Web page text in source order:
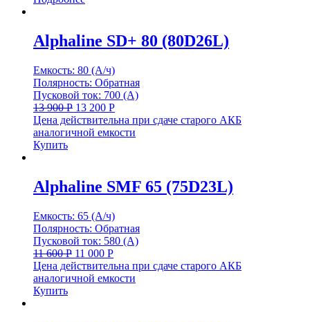
Alphaline SD+ 80 (80D26L)
Емкость: 80 (А/ч)
Полярность: Обратная
Пусковой ток: 700 (А)
13 900Р 13 200 Р
Цена действительна при сдаче старого АКБ
аналогичной емкости
Купить
Alphaline SMF 65 (75D23L)
Емкость: 65 (А/ч)
Полярность: Обратная
Пусковой ток: 580 (А)
11 600Р 11 000 Р
Цена действительна при сдаче старого АКБ
аналогичной емкости
Купить